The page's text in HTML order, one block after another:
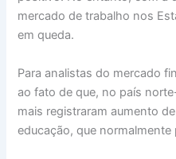
mercado de trabalho nos
em queda.
Para analistas do mercado
ao fato de que, no país
mais registraram aumento
educação, que